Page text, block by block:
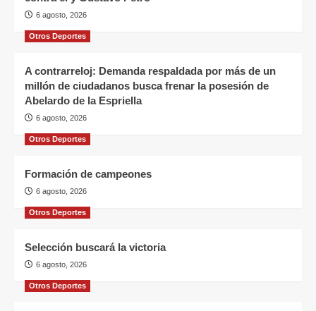
6 agosto, 2026
Otros Deportes
A contrarreloj: Demanda respaldada por más de un
millón de ciudadanos busca frenar la posesión de
Abelardo de la Espriella
6 agosto, 2026
Otros Deportes
Formación de campeones
6 agosto, 2026
Otros Deportes
Selección buscará la victoria
6 agosto, 2026
Otros Deportes